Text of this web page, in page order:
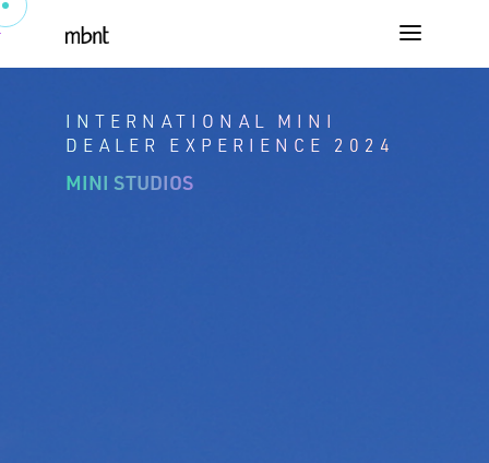
INTERNATIONAL MINI
DEALER EXPERIENCE 2024
MINI STUDIOS